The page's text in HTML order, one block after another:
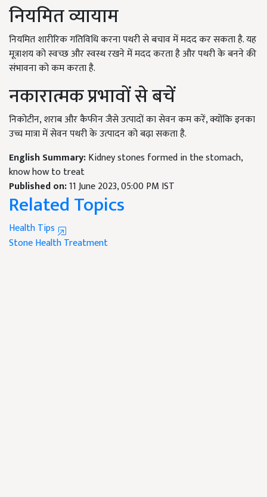
नियमित व्यायाम
नियमित शारीरिक गतिविधि करना पथरी से बचाव में मदद कर सकता है. यह
मूत्राशय को स्वच्छ और स्वस्थ रखने में मदद करता है और पथरी के बनने की
संभावना को कम करता है.
नकारात्मक प्रभावों से बचें
निकोटीन, शराब और कैफीन जैसे उत्पादों का सेवन कम करें, क्योंकि इनका
उच्च मात्रा में सेवन पथरी के उत्पादन को बढ़ा सकता है.
English Summary:Kidney stones formed in the stomach,
know how to treat
Published on:11 June 2023, 05:00 PM IST
Related Topics
Health Tips
StoneHealthTreatment